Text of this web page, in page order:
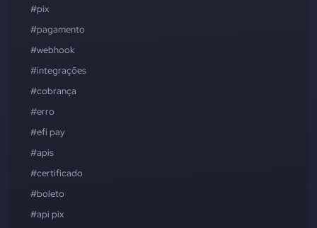
#pix
#pagamento
#webhook
#integrações
#cobrança
#erro
#efí pay
#apis
#certificado
#boleto
#api pix